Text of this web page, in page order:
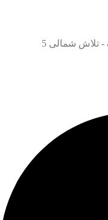
شمالی 5